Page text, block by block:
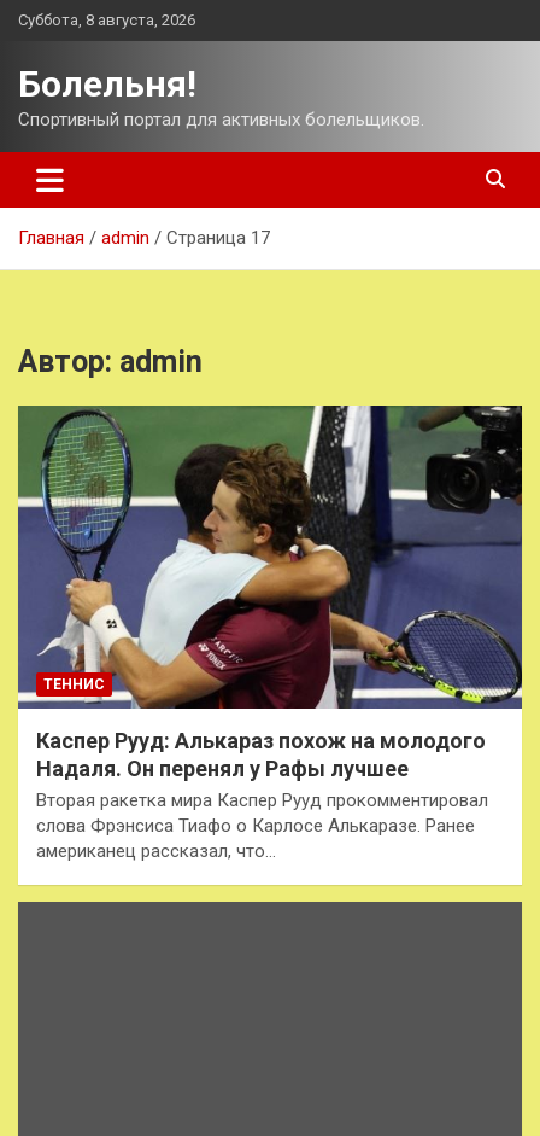
Перейти
Суббота, 8 августа, 2026
Болельня!
Спортивный портал для активных болельщиков.
Главная admin Страница 17
Автор: admin
ТЕННИС
Каспер Рууд: Алькараз похож на молодого
Надаля. Он перенял у Рафы лучшее
Вторая ракетка мира Каспер Рууд прокомментировал
слова Фрэнсиса Тиафо о Карлосе Алькаразе. Ранее
американец рассказал, что…